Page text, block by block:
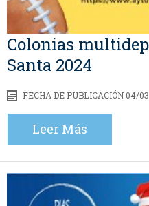
Colonias
Santa 2024
FECHA DE PUBLICACIÓN 04/
Leer Más